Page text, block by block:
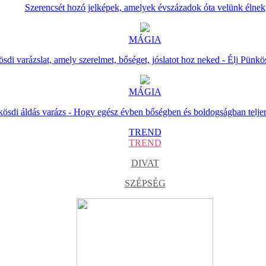
Szerencsét hozó jelképek, amelyek évszázadok óta velünk élnek
MÁGIA
varázslat, amely szerelmet, bőséget, jóslatot hoz neked - Élj
MÁGIA
áldás varázs - Hogy egész évben bőségben és boldogságban
TREND
TREND
DIVAT
SZÉPSÉG